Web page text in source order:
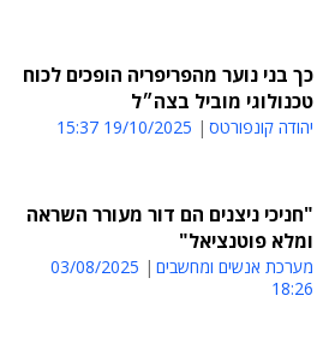
כך בני נוער מהפריפריה הופכים לכוח
טכנולוגי מוביל בצה״ל
יהודה קונפורטס 19/10/2025 15:37
"חניכי ניצנים הם דור מעורר השראה
ומלא פוטנציאל"
מערכת אנשים ומחשבים
03/08/2025
18:26